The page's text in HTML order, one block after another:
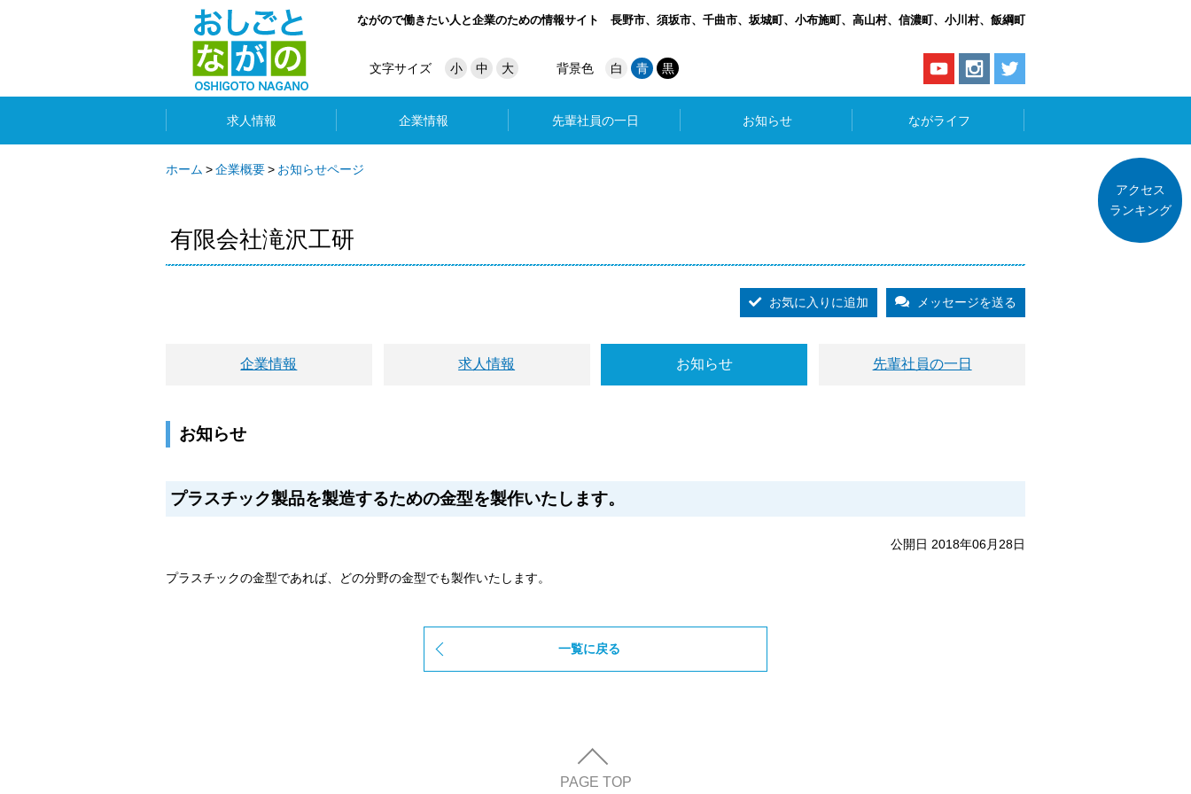
ながので働きたい人と企業のための情報サイト 長野市、須坂市、千曲市、坂城町、小布施町、高山村、信濃町、小川村、飯綱町
文字サイズ 小 中 大 背景色 白 青 黒
求人情報 企業情報 先輩社員の一日 お知らせ ながライフ
ホーム 企業概要 お知らせページ
有限会社滝沢工研
お気に入りに追加 メッセージを送る
企業情報 求人情報 お知らせ 先輩社員の一日
お知らせ
プラスチック製品を製造するための金型を製作いたします。
公開日 2018年06月28日
プラスチックの金型であれば、どの分野の金型でも製作いたします。
一覧に戻る
アクセス
ランキング
PAGE TOP